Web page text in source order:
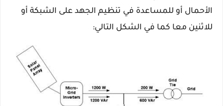
الأحمال أو للمساعدة في تنظيم الجهد على الشبكة أو
للاثنين معا كما في الشكل التالي: